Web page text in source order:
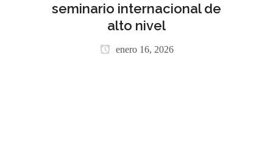
seminario internacional de
alto nivel
enero 16, 2026